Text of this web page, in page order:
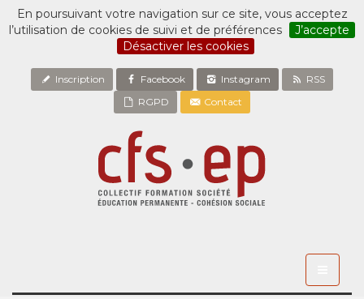
En poursuivant votre navigation sur ce site, vous acceptez
l’utilisation de cookies de suivi et de préférences
J’accepte
Désactiver les cookies
Inscription Facebook Instagram
RSS
RGPD
Contact